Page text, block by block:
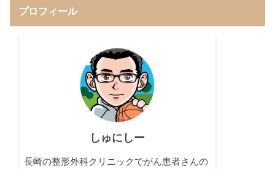
プロフィール
しゅにしー
長崎の整形外科クリニックでがん患者さんの